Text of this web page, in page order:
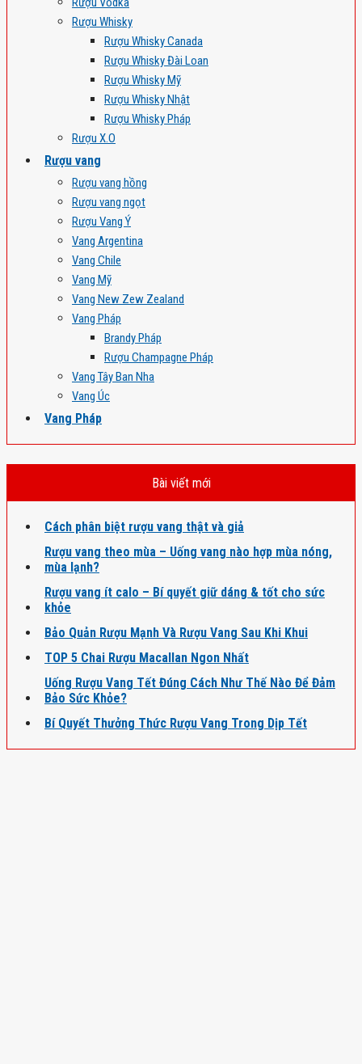
Rượu Whisky
Rượu Whisky Canada
Rượu Whisky Đài Loan
Rượu Whisky Mỹ
Rượu Whisky Nhật
Rượu Whisky Pháp
Rượu X.O
Rượu vang
Rượu vang hồng
Rượu vang ngọt
Rượu Vang Ý
Vang Argentina
Vang Chile
Vang Mỹ
Vang New Zew Zealand
Vang Pháp
Brandy Pháp
Rượu Champagne Pháp
Vang Tây Ban Nha
Vang Úc
Vang Pháp
Bài viết mới
Cách phân biệt rượu vang thật và giả
Rượu vang theo mùa – Uống vang nào hợp mùa nóng,
mùa lạnh?
Rượu vang ít calo – Bí quyết giữ dáng & tốt cho sức
khỏe
Bảo Quản Rượu Mạnh Và Rượu Vang Sau Khi Khui
TOP 5 Chai Rượu Macallan Ngon Nhất
Uống Rượu Vang Tết Đúng Cách Như Thế Nào Để Đảm
Bảo Sức Khỏe?
Bí Quyết Thưởng Thức Rượu Vang Trong Dịp Tết